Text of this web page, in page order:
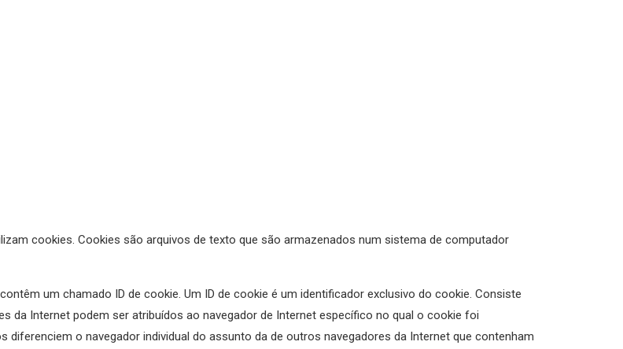
cookies. Cookies são arquivos de texto que são armazenados num sistema de computador
um chamado ID de cookie. Um ID de cookie é um identificador exclusivo do cookie. Consiste
da Internet podem ser atribuídos ao navegador de Internet específico no qual o cookie foi
o navegador individual do assunto da de outros navegadores da Internet que contenham